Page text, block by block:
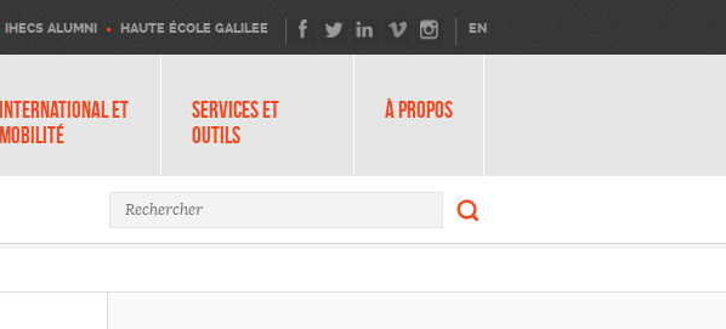
IHECS ALUMNI HAUTE ÉCOLE GALILEE EN
INTERNATIONAL ET
MOBILITÉ
SERVICES ET
OUTILS
À PROPOS
Formulaire de recherche Rechercher